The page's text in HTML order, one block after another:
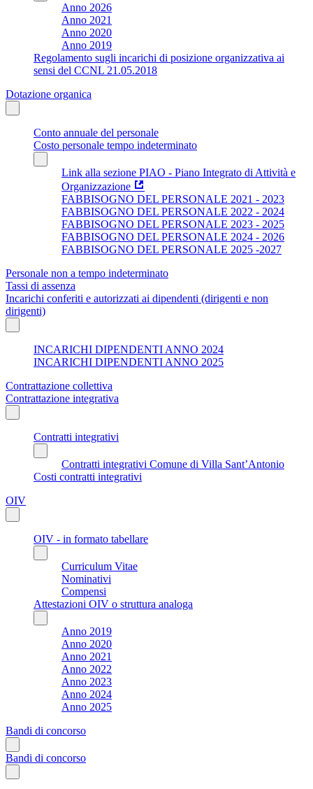
Anno 2026
Anno 2021
Anno 2020
Anno 2019
Regolamento sugli incarichi di posizione organizzativa ai
sensi del CCNL 21.05.2018
Dotazione organica
Conto annuale del personale
Costo personale tempo indeterminato
Link alla sezione PIAO - Piano Integrato di Attività e
Organizzazione
FABBISOGNO DEL PERSONALE 2021 - 2023
FABBISOGNO DEL PERSONALE 2022 - 2024
FABBISOGNO DEL PERSONALE 2023 - 2025
FABBISOGNO DEL PERSONALE 2024 - 2026
FABBISOGNO DEL PERSONALE 2025 -2027
Personale non a tempo indeterminato
Tassi di assenza
Incarichi conferiti e autorizzati ai dipendenti (dirigenti e non
dirigenti)
INCARICHI DIPENDENTI ANNO 2024
INCARICHI DIPENDENTI ANNO 2025
Contrattazione collettiva
Contrattazione integrativa
Contratti integrativi
Contratti integrativi Comune di Villa Sant’Antonio
Costi contratti integrativi
OIV
OIV - in formato tabellare
Curriculum Vitae
Nominativi
Compensi
Attestazioni OIV o struttura analoga
Anno 2019
Anno 2020
Anno 2021
Anno 2022
Anno 2023
Anno 2024
Anno 2025
Bandi di concorso
Bandi di concorso